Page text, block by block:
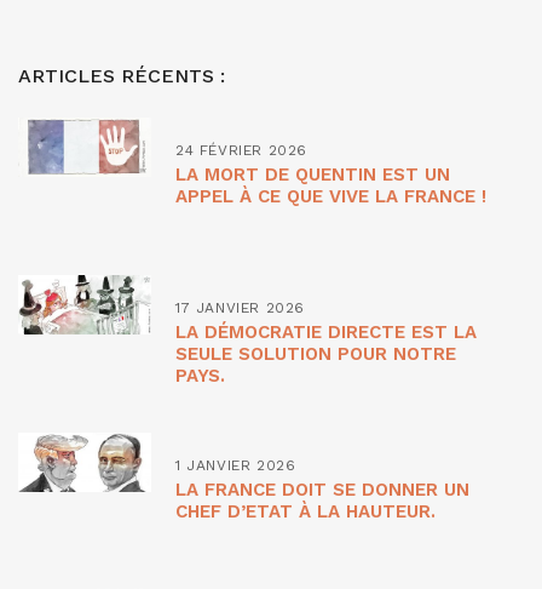
ARTICLES RÉCENTS :
24 FÉVRIER 2026
LA MORT DE QUENTIN EST UN
APPEL À CE QUE VIVE LA FRANCE !
17 JANVIER 2026
LA DÉMOCRATIE DIRECTE EST LA
SEULE SOLUTION POUR NOTRE
PAYS.
1 JANVIER 2026
LA FRANCE DOIT SE DONNER UN
CHEF D’ETAT À LA HAUTEUR.